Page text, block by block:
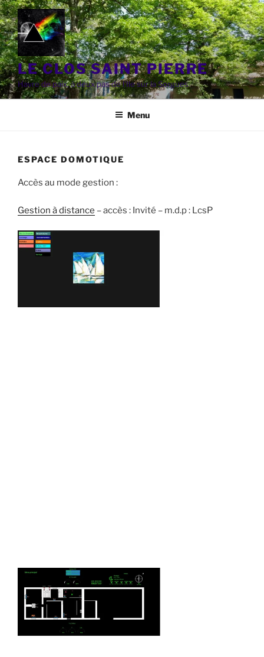
Aller
au
contenu
principal
LE CLOS SAINT PIERRE
Havre de paix, à deux pas de l'Ile sur la Sorgues
Menu
ESPACE DOMOTIQUE
Accès au mode gestion :
Gestion à distance – accès : Invité – m.d.p : LcsP